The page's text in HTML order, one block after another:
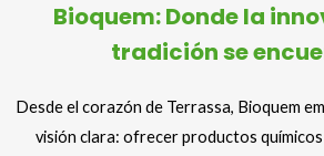
Bioquem: Donde la
tradición se
Desde el corazón de Terrassa, Bioquem
visión clara: ofrecer productos